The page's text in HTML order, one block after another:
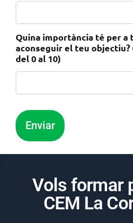
Quina importància té per a
aconseguir el teu
del 0 al 10)
Vols formar
CEM La